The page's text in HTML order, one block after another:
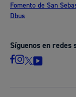
Fomento de San
Dbus
Síguenos en redes